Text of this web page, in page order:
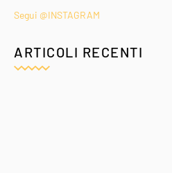
Segui @INSTAGRAM
ARTICOLI RECENTI